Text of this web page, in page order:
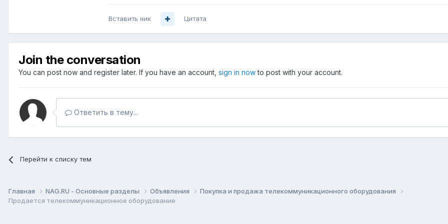
Вставить ник Цитата
Join the conversation
You can post now and register later. If you have an account, sign in nowto post with your account.
Ответить в тему...
Перейти к списку тем
Главная NAG.RU - Основные разделы Объявления
Покупка и продажа телекоммуникационного оборудования
Продается телекоммуникационное оборудование